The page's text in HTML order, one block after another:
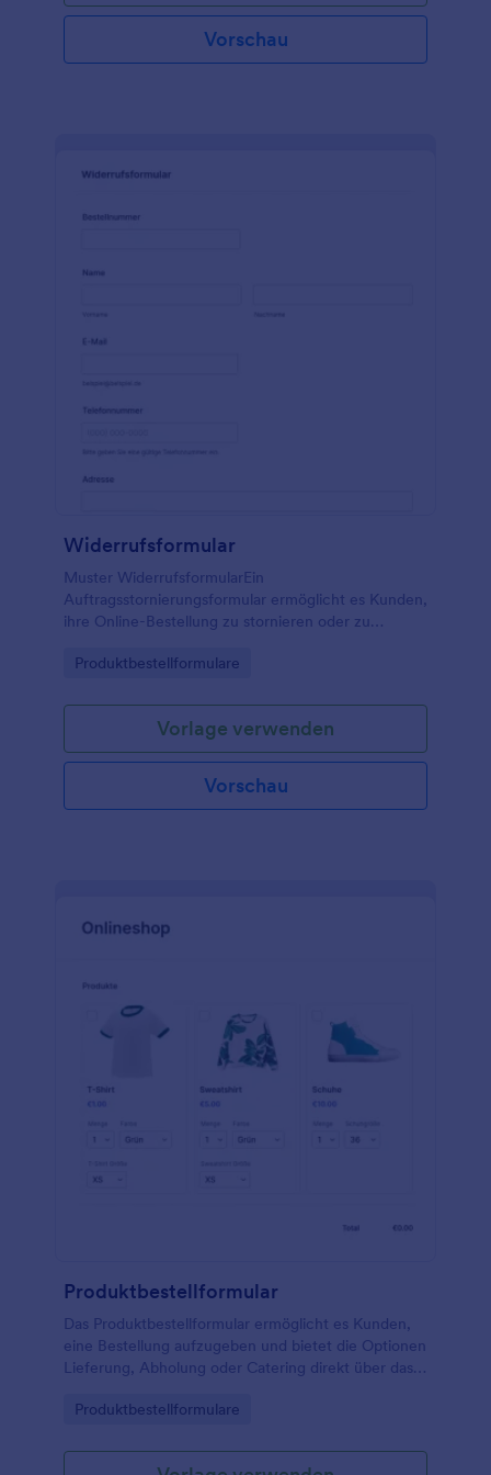
als Ganzes im Formular erscheinen sollte. Diese
Produktlisten-Bestellvorlage enthält Formularfelder,
die nach dem Kunden, der Lieferadresse, dem
und der Betrag angezeigt. Mithilfe der
die Spalte Preis mit der Spalte Menge multipliziert,
Formularvorlage verwendet auch das
Zwischensummen aus den verschiedenen
Vorschau
Widerrufsformular
Muster WiderrufsformularEin
Auftragsstornierungsformular ermöglicht es Kunden,
ihre Online-Bestellung zu stornieren oder zu
bearbeitet wurden.
Go to Category:
Produktbestellformulare
Vorlage verwenden
Vorschau
Produktbestellformular
Das Produktbestellformular ermöglicht es Kunden,
eine Bestellung aufzugeben und bietet die Optionen
Lieferung, Abholung oder Catering direkt über das
Produktbestellformular ist ein schneller Weg, um mit
Ihre Bestellungen schnell online zu bearbeiten.
Go to Category:
Produktbestellformulare